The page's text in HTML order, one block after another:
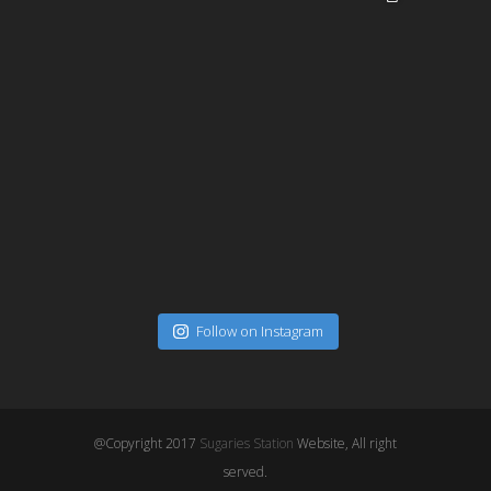
Follow on Instagram
@Copyright 2017 Sugaries Station Website, All right
served.